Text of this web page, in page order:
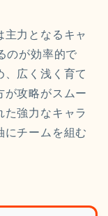
主力となるキャ
のが効率的で
、広く浅く育て
が攻略がスムー
た強力なキャラ
にチームを組む